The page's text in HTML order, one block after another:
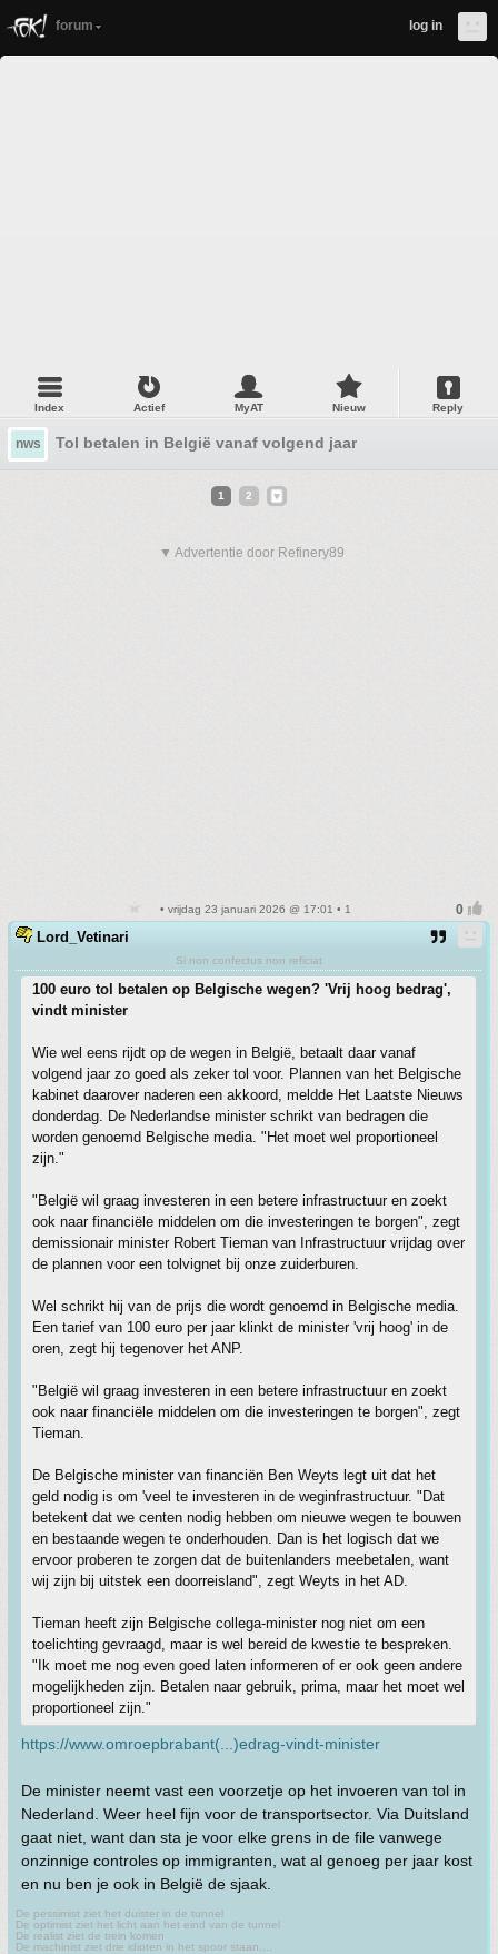
forum log in
Index Actief MyAT Nieuw Reply
nws Tol betalen in België vanaf volgend jaar
1 2
▼ Advertentie door Refinery89
• vrijdag 23 januari 2026 @ 17:01 • 1
Lord_Vetinari
Si non confectus non reficiat
100 euro tol betalen op Belgische wegen? 'Vrij hoog bedrag',
vindt minister
Wie wel eens rijdt op de wegen in België, betaalt daar vanaf
volgend jaar zo goed als zeker tol voor. Plannen van het Belgische
kabinet daarover naderen een akkoord, meldde Het Laatste Nieuws
donderdag. De Nederlandse minister schrikt van bedragen die
worden genoemd Belgische media. "Het moet wel proportioneel
zijn."
"België wil graag investeren in een betere infrastructuur en zoekt
ook naar financiële middelen om die investeringen te borgen", zegt
demissionair minister Robert Tieman van Infrastructuur vrijdag over
de plannen voor een tolvignet bij onze zuiderburen.
Wel schrikt hij van de prijs die wordt genoemd in Belgische media.
Een tarief van 100 euro per jaar klinkt de minister 'vrij hoog' in de
oren, zegt hij tegenover het ANP.
"België wil graag investeren in een betere infrastructuur en zoekt
ook naar financiële middelen om die investeringen te borgen", zegt
Tieman.
De Belgische minister van financiën Ben Weyts legt uit dat het
geld nodig is om 'veel te investeren in de weginfrastructuur. "Dat
betekent dat we centen nodig hebben om nieuwe wegen te bouwen
en bestaande wegen te onderhouden. Dan is het logisch dat we
ervoor proberen te zorgen dat de buitenlanders meebetalen, want
wij zijn bij uitstek een doorreisland", zegt Weyts in het AD.
Tieman heeft zijn Belgische collega-minister nog niet om een
toelichting gevraagd, maar is wel bereid de kwestie te bespreken.
"Ik moet me nog even goed laten informeren of er ook geen andere
mogelijkheden zijn. Betalen naar gebruik, prima, maar het moet wel
proportioneel zijn."
https://www.omroepbrabant(...)edrag-vindt-minister
De minister neemt vast een voorzetje op het invoeren van tol in
Nederland. Weer heel fijn voor de transportsector. Via Duitsland
gaat niet, want dan sta je voor elke grens in de file vanwege
onzinnige controles op immigranten, wat al genoeg per jaar kost
en nu ben je ook in België de sjaak.
De pessimist ziet het duister in de tunnel
De optimist ziet het licht aan het eind van de tunnel
De realist ziet de trein komen
De machinist ziet drie idioten in het spoor staan....